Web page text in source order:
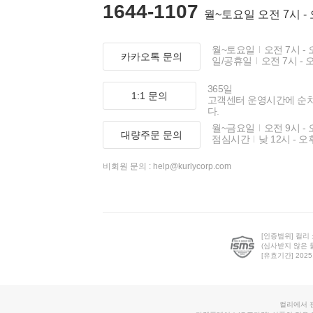
1644-1107 월~토요일 오전 7시 -
카카오톡 문의
월~토요일
오전 7시 -
일/공휴일
오전 7시 -
1:1 문의
365일
고객센터 운영시간에 순
다.
대량주문 문의
월~금요일
오전 9시 -
점심시간
낮 12시 - 오
비회원 문의 : help@kurlycorp.com
[인증범위] 컬리
(심사받지 않은
[유효기간]
컬리에서